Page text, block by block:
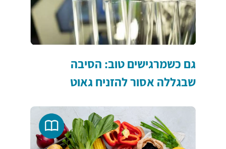
גם כשמרגישים טוב: הסיבה
שבגללה אסור להזניח גאוט